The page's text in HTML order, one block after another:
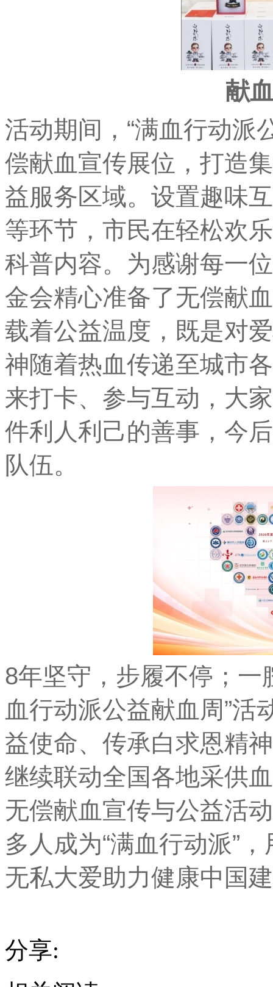
献
活动期间，“满血行动派
偿献血宣传展位，打造
益服务区域。设置趣味
等环节，市民在轻松欢
科普内容。为感谢每一
金会精心准备了无偿献
载着公益温度，既是对
神随着热血传递至城市
来打卡、参与互动，大
件利人利己的善事，今
队伍。
8年坚守，步履不停；一
血行动派公益献血周”活
益使命、传承白求恩精
继续联动全国各地采供
无偿献血宣传与公益活
多人成为“满血行动派”
无私大爱助力健康中国
分享: